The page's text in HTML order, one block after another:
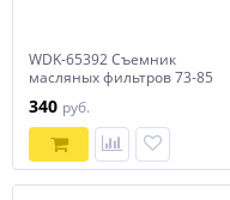
WDK-65392 Съемник
масляных фильтров 73-85
340 руб.